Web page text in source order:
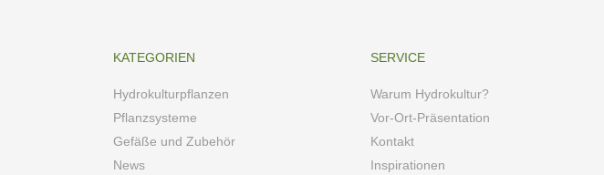
KATEGORIEN
Hydrokulturpflanzen
Pflanzsysteme
Gefäße und Zubehör
News
SERVICE
Warum Hydrokultur?
Vor-Ort-Präsentation
Kontakt
Inspirationen